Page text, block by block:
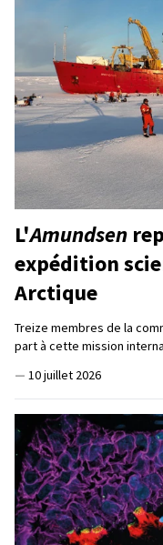
L'Amundsen
expédition
Arctique
Treize membres de la
part à cette mission
— 10 juillet 2026